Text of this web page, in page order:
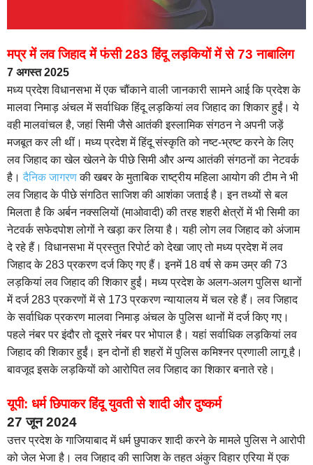
मप्र में लव जिहाद में फंसी 283 हिंदू लड़कियों में से 73 नाबालिग
7 अगस्त 2025
मध्य प्रदेश विधानसभा में एक चौंकाने वाली जानकारी सामने आई कि प्रदेश के
मालवा निमाड़ अंचल में सर्वाधिक हिंदू लड़कियां लव जिहाद का शिकार हुईं। ये
वही मालवांचल है, जहां सिमी जैसे आतंकी इस्लामिक संगठन ने अपनी जड़ें
मजबूत कर ली थीं। मध्य प्रदेश में हिंदू संस्कृति को नष्ट-भ्रष्ट करने के लिए
लव जिहाद का खेल खेलने के पीछे सिमी और अन्य आतंकी संगठनों का नेटवर्क
है। दैनिक जागरणकी खबर के मुताबिक राष्ट्रीय महिला आयोग की टीम ने भी
लव जिहाद के पीछे संगठित साजिश की आशंका जताई है। इन तथ्यों से बल
मिलता है कि अर्बन नक्सलियों (माओवादी) की तरह शहरी क्षेत्रों में भी सिमी का
नेटवर्क सफेदपोश लोगों ने खड़ा कर लिया है। यही लोग लव जिहाद को अंजाम
दे रहे हैं। विधानसभा में प्रस्तुत रिपोर्ट को देखा जाए तो मध्य प्रदेश में लव
जिहाद के 283 प्रकरण दर्ज किए गए हैं। इनमें 18 वर्ष से कम उम्र की 73
लड़कियां लव जिहाद की शिकार हुईं। मध्य प्रदेश के अलग-अलग पुलिस थानों
में दर्ज 283 प्रकरणों में से 173 प्रकरण न्यायालय में चल रहे हैं। लव जिहाद
के सर्वाधिक प्रकरण मालवा निमाड़ अंचल के पुलिस थानों में दर्ज किए गए।
पहले नंबर पर इंदौर तो दूसरे नंबर पर भोपाल है। यहां सर्वाधिक लड़कियां लव
जिहाद की शिकार हुईं। इन दोनों ही शहरों में पुलिस कमिश्नर प्रणाली लागू है।
बावजूद इसके लड़कियों को आरोपित लव जिहाद का शिकार बनाते रहे।
यूपी: धर्म छिपाकर हिंदू युवती से शादी और दुष्कर्म
27 जून 2024
उत्तर प्रदेश के गाजियाबाद में धर्म छुपाकर शादी करने के मामले पुलिस ने आरोपी
को जेल भेजा है। लव जिहाद की साजिश के तहत अंकुर विहार एरिया में एक